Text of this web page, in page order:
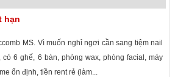
hạn
MS. Vì muốn nghỉ ngơi cần sang tiệm nail
có 6 ghế, 6 bàn, phòng wax, phòng facial, máy
ổn định, tiền rent rẻ (làm...